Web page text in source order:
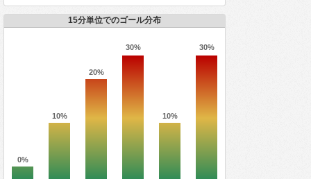
15分単位でのゴール分布
0%
10%
20%
30%
10%
30%